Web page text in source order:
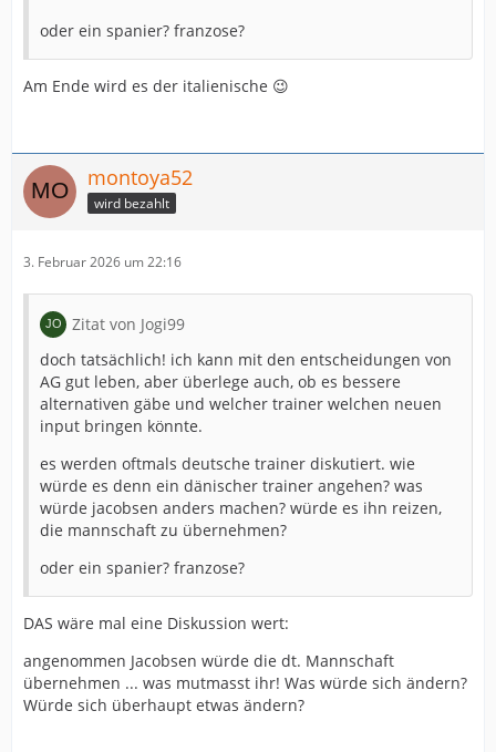
oder ein spanier? franzose?
Am Ende wird es der italienische 😉
montoya52
wird bezahlt
3. Februar 2026 um 22:16
Zitat von Jogi99
doch tatsächlich! ich kann mit den entscheidungen von
AG gut leben, aber überlege auch, ob es bessere
alternativen gäbe und welcher trainer welchen neuen
input bringen könnte.
es werden oftmals deutsche trainer diskutiert. wie
würde es denn ein dänischer trainer angehen? was
würde jacobsen anders machen? würde es ihn reizen,
die mannschaft zu übernehmen?
oder ein spanier? franzose?
DAS wäre mal eine Diskussion wert:
angenommen Jacobsen würde die dt. Mannschaft
übernehmen ... was mutmasst ihr! Was würde sich ändern?
Würde sich überhaupt etwas ändern?